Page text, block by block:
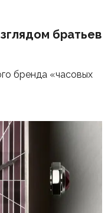
братьев
бренда «часовых